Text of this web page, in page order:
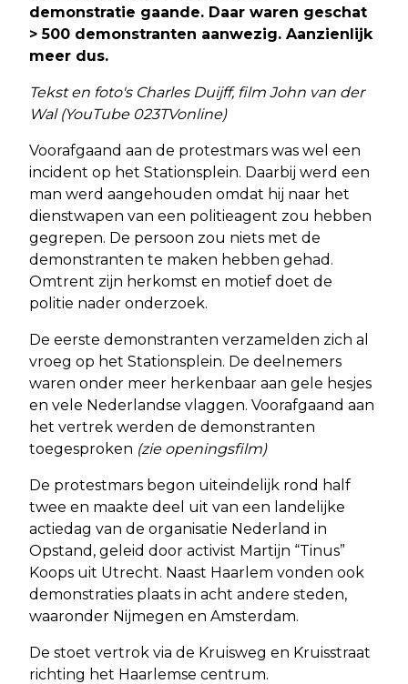
demonstratie gaande. Daar waren geschat
> 500 demonstranten aanwezig. Aanzienlijk
meer dus.
Tekst en foto's Charles Duijff, film John van der
Wal (YouTube 023TVonline)
Voorafgaand aan de protestmars was wel een
incident op het Stationsplein. Daarbij werd een
man werd aangehouden omdat hij naar het
dienstwapen van een politieagent zou hebben
gegrepen. De persoon zou niets met de
demonstranten te maken hebben gehad.
Omtrent zijn herkomst en motief doet de
politie nader onderzoek.
De eerste demonstranten verzamelden zich al
vroeg op het Stationsplein. De deelnemers
waren onder meer herkenbaar aan gele hesjes
en vele Nederlandse vlaggen. Voorafgaand aan
het vertrek werden de demonstranten
toegesproken (zie openingsfilm)
De protestmars begon uiteindelijk rond half
twee en maakte deel uit van een landelijke
actiedag van de organisatie Nederland in
Opstand, geleid door activist Martijn “Tinus”
Koops uit Utrecht. Naast Haarlem vonden ook
demonstraties plaats in acht andere steden,
waaronder Nijmegen en Amsterdam.
De stoet vertrok via de Kruisweg en Kruisstraat
richting het Haarlemse centrum.